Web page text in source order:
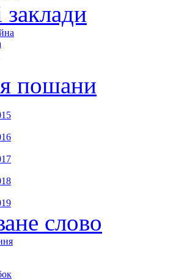
пошани
слово